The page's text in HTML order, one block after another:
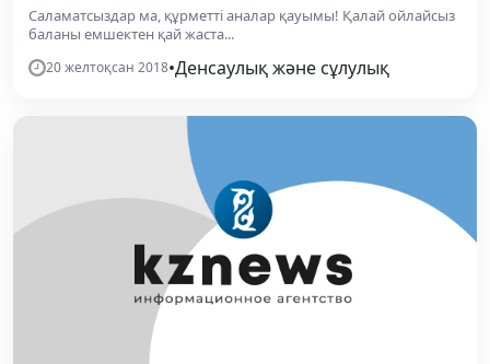
Саламатсыздар ма, құрметті аналар қауымы! Қалай ойлайсыз
баланы емшектен қай жаста...
20 желтоқсан 2018•Денсаулық және сұлулық